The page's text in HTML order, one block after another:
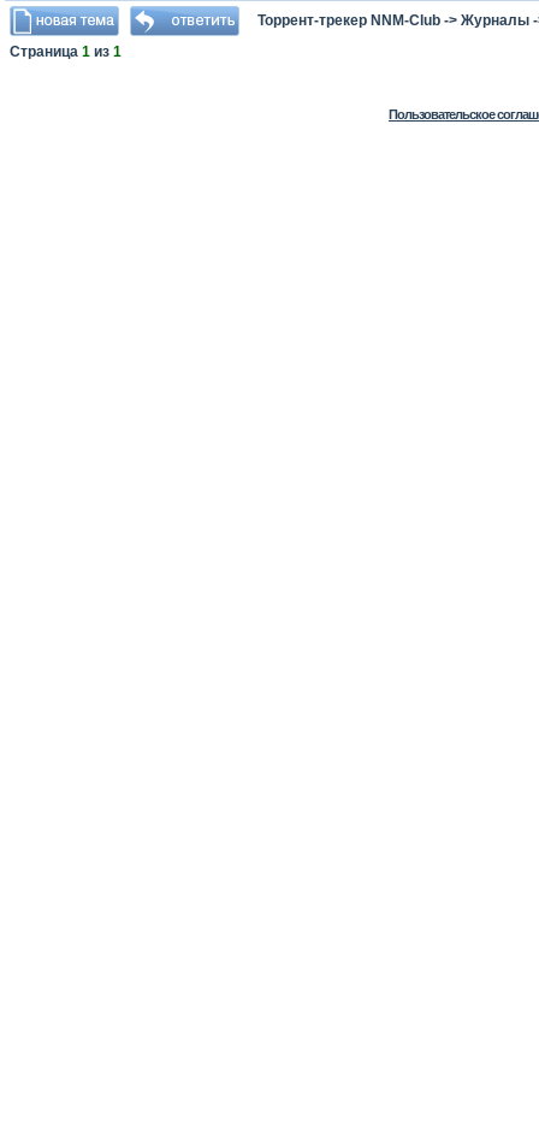
Торрент-трекер NNM-Club -> Журналы
Страница 1 из 1
Пользовательское